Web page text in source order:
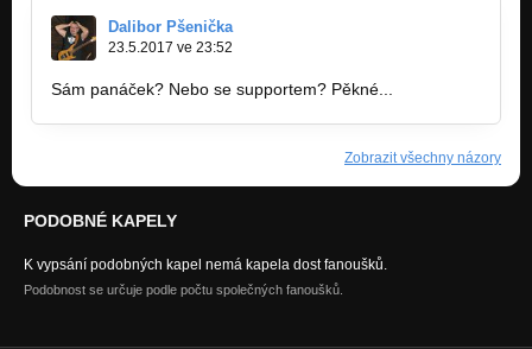
Dalibor Pšenička
23.5.2017 ve 23:52
Sám panáček? Nebo se supportem? Pěkné...
Zobrazit všechny názory
PODOBNÉ KAPELY
K vypsání podobných kapel nemá kapela dost fanoušků.
Podobnost se určuje podle počtu společných fanoušků.